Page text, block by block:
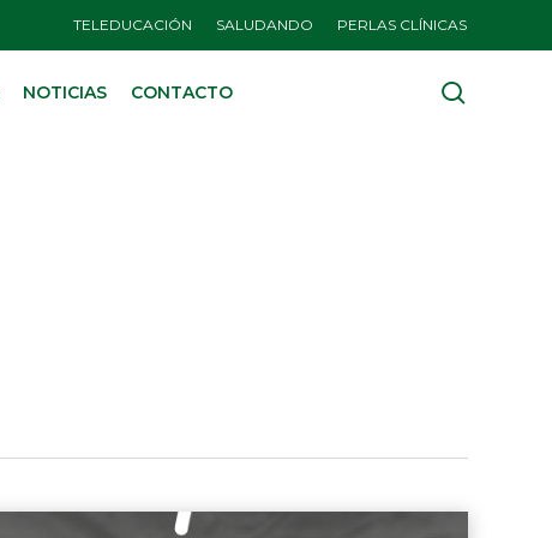
TELEDUCACIÓN SALUDANDO PERLAS CLÍNICAS
NOTICIAS CONTACTO